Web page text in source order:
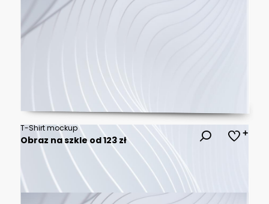
T-Shirt mockup
Obraz na szkle od 123 zł